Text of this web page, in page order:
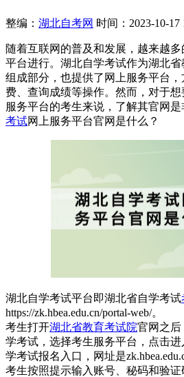
整编： 湖北自考网 时间：2023-10-17
随着互联网的普及和发展，越来越
平台进行。湖北自学考试作为湖北
组成部分，也提供了网上服务平台
费、查询成绩等操作。然而，对于
服务平台的考生来说，了解其官网
考试网上服务平台官网是什么？
湖北自学考试平台即湖北省自学考试
https://zk.hbea.edu.cn/portal-web/。
考生打开湖北省教育考试院官网之后
学考试，选择考生服务平台，点击进
学考试报名入口，网址是
考生按照提示输入账号、秘码和验